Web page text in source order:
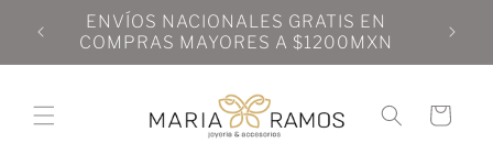
directamente
al contenido
ENVÍOS NACIONALES GRATIS EN
COMPRAS MAYORES A $1200MXN
Carrito